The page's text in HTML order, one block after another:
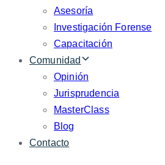
Asesoría
Investigación Forense
Capacitación
Comunidad
Opinión
Jurisprudencia
MasterClass
Blog
Contacto